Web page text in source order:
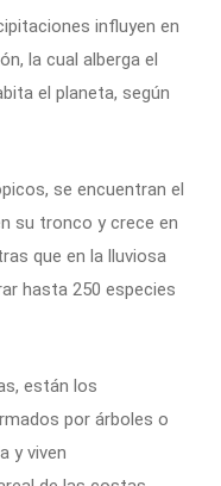
influyen en
la cual alberga el
el planeta, según
se encuentran el
su tronco y crece en
que en la lluviosa
hasta 250 especies
están los
por árboles o
y viven